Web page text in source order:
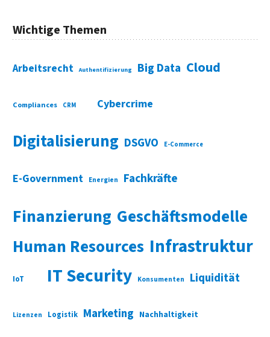
Wichtige Themen
Arbeitsrecht Authentifizierung Big Data Cloud
Compliances CRM Cybercrime
Digitalisierung DSGVO E-Commerce
E-Government Energien Fachkräfte
Finanzierung Geschäftsmodelle
Human Resources Infrastruktur
IoT IT Security Konsumenten Liquidität
Lizenzen Logistik Marketing Nachhaltigkeit